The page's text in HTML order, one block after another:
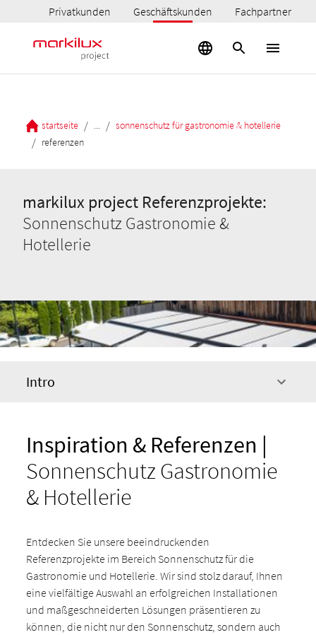
Privatkunden Geschäftskunden Fachpartner
startseite / / sonnenschutz für gastronomie & hotellerie
/ referenzen
markilux project Referenzprojekte:
Sonnenschutz Gastronomie &
Hotellerie
Intro
Inspiration & Referenzen |
Sonnenschutz Gastronomie
& Hotellerie
Entdecken Sie unsere beeindruckenden
Referenzprojekte im Bereich Sonnenschutz für die
Gastronomie und Hotellerie. Wir sind stolz darauf, Ihnen
eine vielfältige Auswahl an erfolgreichen Installationen
und maßgeschneiderten Lösungen präsentieren zu
können, die nicht nur den Sonnenschutz, sondern auch